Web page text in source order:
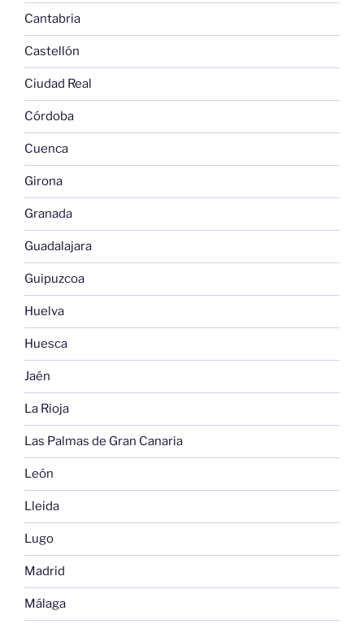
Cantabria
Castellón
Ciudad Real
Córdoba
Cuenca
Girona
Granada
Guadalajara
Guipuzcoa
Huelva
Huesca
Jaén
La Rioja
Las Palmas de Gran Canaria
León
Lleida
Lugo
Madrid
Málaga